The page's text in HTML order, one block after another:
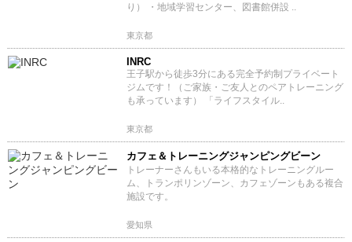
り） ・地域学習センター、図書館併設 ..
東京都
INRC
王子駅から徒歩3分にある完全予約制プライベート
ジムです！（ご家族・ご友人とのペアトレーニング
も承っています） 「ライフスタイル..
東京都
カフェ＆トレーニングジャンピングビーン
トレーナーさんもいる本格的なトレーニングルー
ム、トランポリンゾーン、カフェゾーンもある複合
施設です。
愛知県